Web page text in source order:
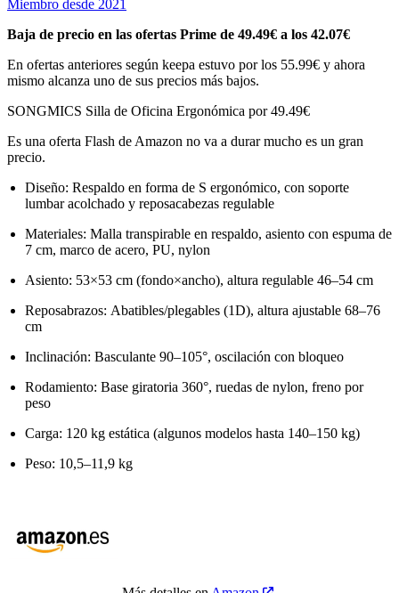
Miembro desde 2021
Baja de precio en las ofertas Prime de 49.49€ a los 42.07€
En ofertas anteriores según keepa estuvo por los 55.99€ y ahora
mismo alcanza uno de sus precios más bajos.
SONGMICS Silla de Oficina Ergonómica por 49.49€
Es una oferta Flash de Amazon no va a durar mucho es un gran
precio.
Diseño: Respaldo en forma de S ergonómico, con soporte
lumbar acolchado y reposacabezas regulable
Materiales: Malla transpirable en respaldo, asiento con espuma de
7 cm, marco de acero, PU, nylon
Asiento: 53×53 cm (fondo×ancho), altura regulable 46–54 cm
Reposabrazos: Abatibles/plegables (1D), altura ajustable 68–76
cm
Inclinación: Basculante 90–105°, oscilación con bloqueo
Rodamiento: Base giratoria 360°, ruedas de nylon, freno por
peso
Carga: 120 kg estática (algunos modelos hasta 140–150 kg)
Peso: 10,5–11,9 kg